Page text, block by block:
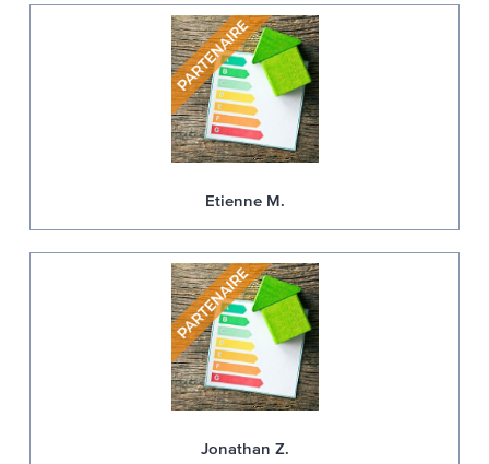
Etienne M.
Jonathan Z.